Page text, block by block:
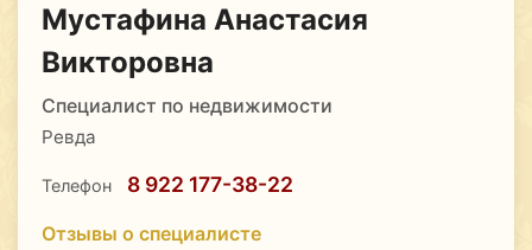
Мустафина Анастасия
Викторовна
Специалист по недвижимости
Ревда
Телефон 8 922 177-38-22
Отзывы о специалисте